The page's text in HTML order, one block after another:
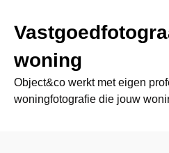
woning
Object&co werkt met eigen
woningfotografie die jouw